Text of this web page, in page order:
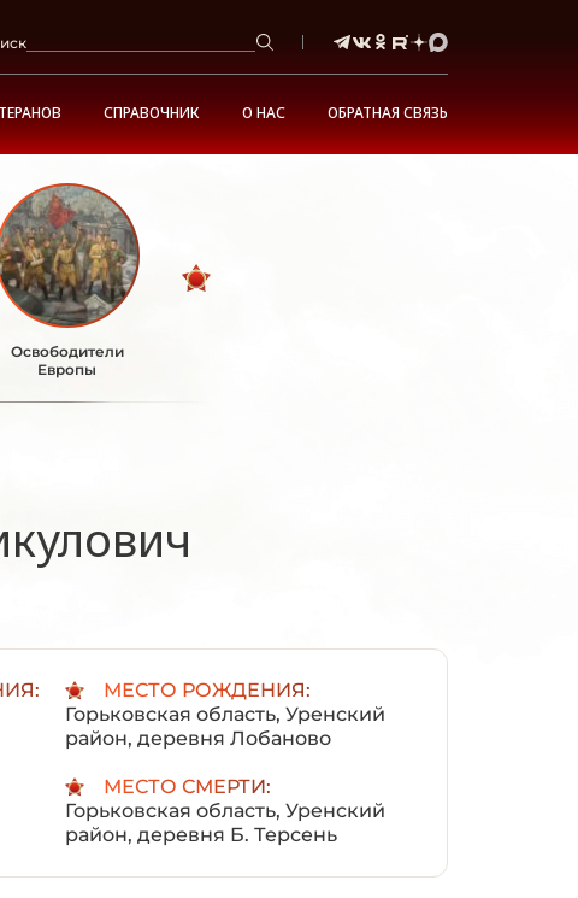
СПРАВОЧНИК О НАС ОБРАТНАЯ СВЯЗЬ
Освободители
Европы
МЕСТО РОЖДЕНИЯ:
Горьковская область, Уренский
район, деревня Лобаново
МЕСТО СМЕРТИ:
Горьковская область, Уренский
район, деревня Б. Терсень